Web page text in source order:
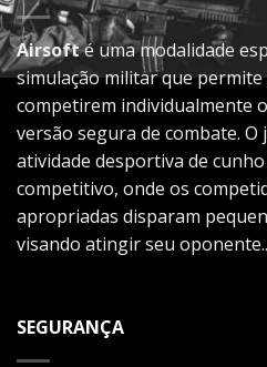
Airsofté uma modalidade
simulação militar que
competirem individualmente
versão segura de combate.
atividade desportiva de
competitivo, onde os
apropriadas disparam
visando atingir seu
SEGURANÇA